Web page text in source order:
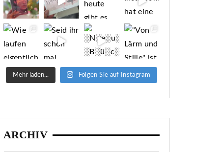
Mehr laden... Folgen Sie auf Instagram
ARCHIV